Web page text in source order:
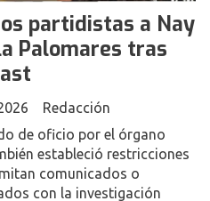
partidistas a Nay
Palomares tras
Redacción
de oficio por el órgano
estableció restricciones
comunicados o
con la investigación